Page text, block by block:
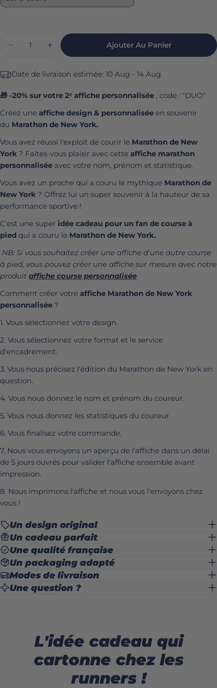
Diminuer La Quantité Pour Affiche Running
Augmenter La Quantité Pour
Ajouter Au Panier
Date de livraison estimée: 10 Aug - 14 Aug
🎁 -20% sur votre 2ᵉ affiche personnalisée , code : "DUO"
Créez une affiche design & personnalisée en souvenir
du Marathon de New York.
Vous avez réussi l'exploit de courir le Marathon de New
York ? Faîtes-vous plaisir avec cette affiche marathon
personnalisée avec votre nom, prénom et statistique.
Vous avez un proche qui a couru le mythique Marathon de
New York ? Offrez lui un super souvenir à la hauteur de sa
performance sportive !
C'est une super idée cadeau pour un fan de course à
pied qui a couru le Marathon de New York.
NB: Si vous souhaitez créer une affiche d'une autre course
à pied, vous pouvez créer une affiche sur mesure avec notre
produit affiche course personnalisée
Comment créer votre affiche Marathon de New York
personnalisée ?
1. Vous sélectionnez votre design.
2. Vous sélectionnez votre format et le service
d'encadrement.
3. Vous nous précisez l'édition du Marathon de New York en
question.
4. Vous nous donnez le nom et prénom du coureur.
5. Vous nous donnez les statistiques du coureur.
6. Vous finalisez votre commande.
7. Nous vous envoyons un aperçu de l'affiche dans un délai
de 5 jours ouvrés pour valider l'affiche ensemble avant
impression.
8. Nous imprimons l'affiche et nous vous l'envoyons chez
vous !
Un design original
Un cadeau parfait
Une qualité française
Un packaging adapté
Modes de livraison
Une question ?
L'idée cadeau qui
cartonne chez les
runners !